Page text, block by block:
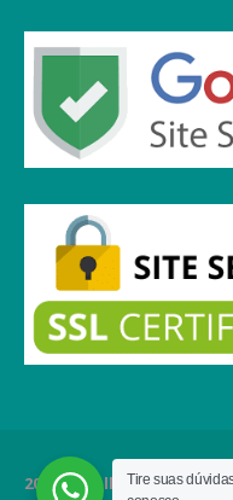
2020 Orgulhosamente
Tire suas